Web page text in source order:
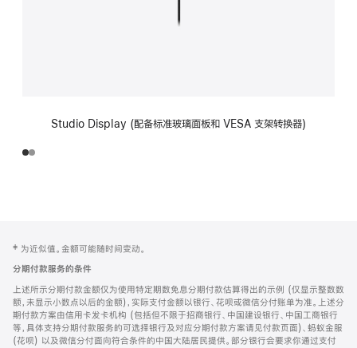
Studio Display (配备标准玻璃面板和 VESA 支架转换器)
页
页
脚
注
‡ 为近似值。金额可能随时间变动。
分期付款服务的条件
上述所示分期付款金额仅为使用特定期数免息分期付款估算得出的示例 (仅显示整数数
额，未显示小数点以后的金额)，实际支付金额以银行、花呗或微信分付账单为准。上述分
期付款方案由信用卡发卡机构 (包括但不限于招商银行、中国建设银行、中国工商银行
等，具体支持分期付款服务的可选择银行及对应分期付款方案请见付款页面)、蚂蚁金服
(花呗) 以及微信分付面向符合条件的中国大陆居民提供。部分银行会要求你通过支付